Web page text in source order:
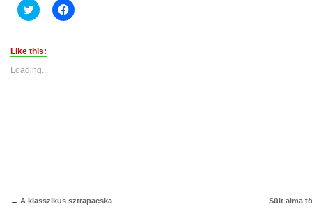
Click
to
(Opens
new
Click
to
Like this:
Loading...
← A klasszikus sztrapacska Sült alma